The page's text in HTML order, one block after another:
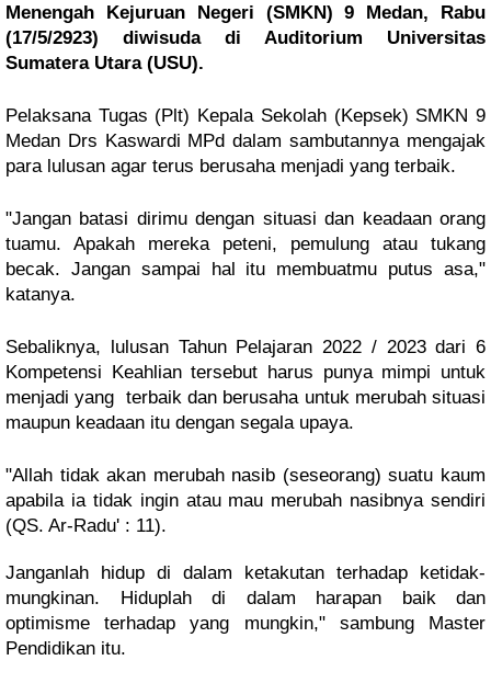
Menengah Kejuruan Negeri (SMKN) 9 Medan, Rabu
(17/5/2923) diwisuda di Auditorium Universitas
Sumatera Utara (USU).
Pelaksana Tugas (Plt) Kepala Sekolah (Kepsek) SMKN 9
Medan Drs Kaswardi MPd dalam sambutannya mengajak
para lulusan agar terus berusaha menjadi yang terbaik.
"Jangan batasi dirimu dengan situasi dan keadaan orang
tuamu. Apakah mereka peteni, pemulung atau tukang
becak. Jangan sampai hal itu membuatmu putus asa,"
katanya.
Sebaliknya, lulusan Tahun Pelajaran 2022 / 2023 dari 6
Kompetensi Keahlian tersebut harus punya mimpi untuk
menjadi yang  terbaik dan berusaha untuk merubah situasi
maupun keadaan itu dengan segala upaya.
"Allah tidak akan merubah nasib (seseorang) suatu kaum
apabila ia tidak ingin atau mau merubah nasibnya sendiri
(QS. Ar-Radu' : 11).
Janganlah hidup di dalam ketakutan terhadap ketidak-
mungkinan. Hiduplah di dalam harapan baik dan
optimisme terhadap yang mungkin," sambung Master
Pendidikan itu.